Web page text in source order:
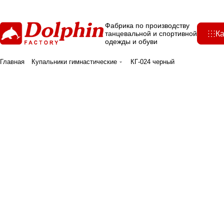
Фабрика по производству
танцевальной и спортивной
одежды и обуви
Главная Купальники гимнастические КГ-024 черный